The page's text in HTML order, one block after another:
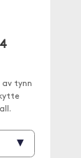
av tynn
▾